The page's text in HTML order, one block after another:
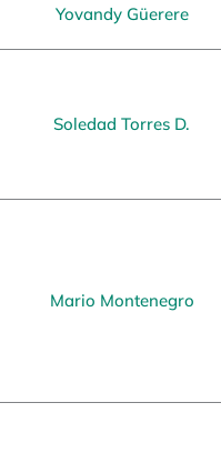
Yovandy Güerere
Soledad Torres D.
Mario Montenegro